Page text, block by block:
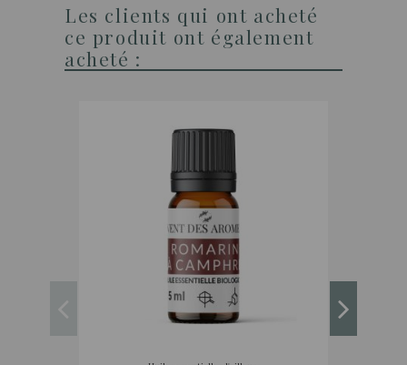
Les clients qui ont acheté
ce produit ont également
acheté :